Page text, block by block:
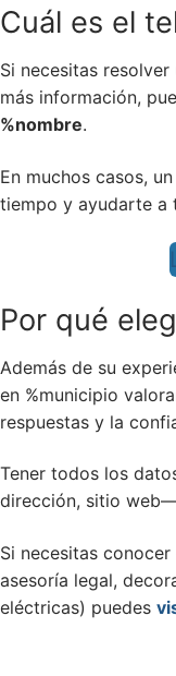
Cuál es el
Si necesitas
más información,
%nombre.
En muchos casos,
tiempo y ayudarte a
Por qué
Además de su
en %municipio
respuestas y la
Tener todos los
dirección, sitio
Si necesitas conocer
asesoría legal,
eléctricas) puedes